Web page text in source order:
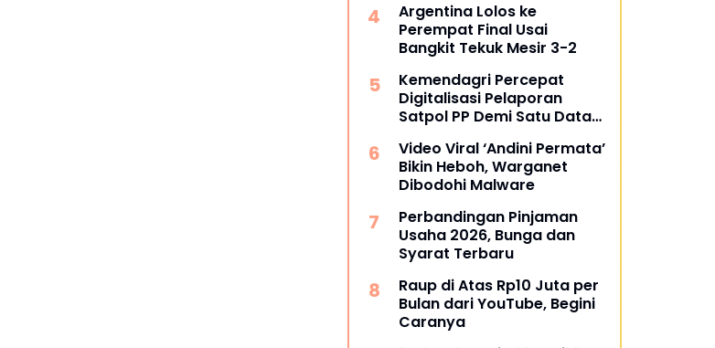
Argentina Lolos ke
Perempat Final Usai
Bangkit Tekuk Mesir 3-2
Kemendagri Percepat
Digitalisasi Pelaporan
Satpol PP Demi Satu Data
Video Viral ‘Andini Permata’
Bikin Heboh, Warganet
Dibodohi Malware
Perbandingan Pinjaman
Usaha 2026, Bunga dan
Syarat Terbaru
Raup di Atas Rp10 Juta per
Bulan dari YouTube, Begini
Caranya